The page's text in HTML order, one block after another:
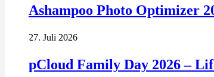
Ashampoo Photo Optimizer
27. Juli 2026
pCloud Family Day 2026 –